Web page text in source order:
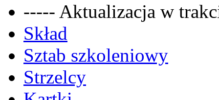
----- Aktualizacja w
Skład
Sztab szkoleniowy
Strzelcy